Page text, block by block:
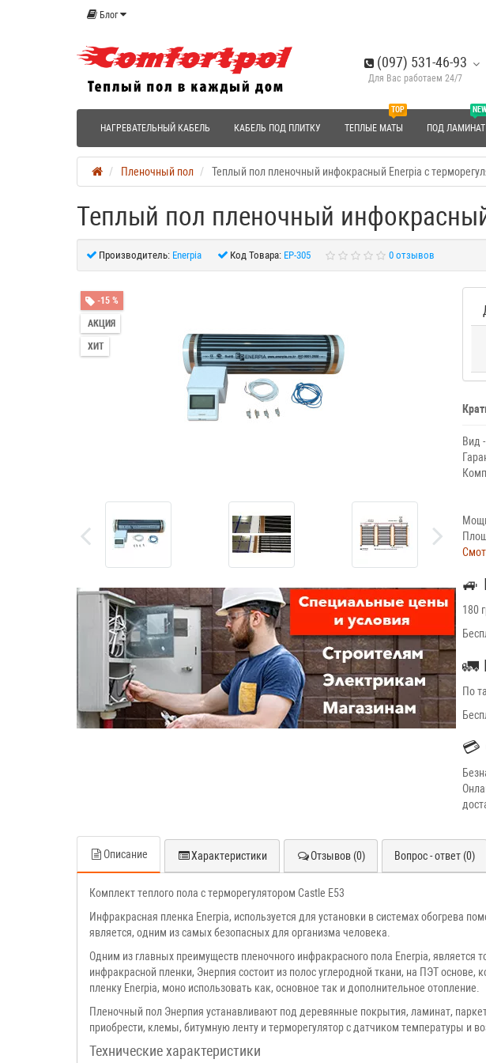
Блог
(097) 531-46-93
Для Вас работаем 24/7
НАГРЕВАТЕЛЬНЫЙ КАБЕЛЬ КАБЕЛЬ ПОД ПЛИТКУ
TOP
ТЕПЛЫЕ МАТЫ
NEW
ПОД ЛАМИНАТ
Пленочный пол Теплый пол пленочный инфокрасный Enerpia с
Теплый пол пленочный
Производитель: Enerpia Код Товара: EP-305 0 отзывов
-15 %
АКЦИЯ
ХИТ
Вид -
🚙
180
🚛
По
💳
Описание Характеристики Отзывов (0) Вопрос - ответ (0)
Комплект теплого пола с терморегулятором Castle E53
Инфракрасная пленка Enerpia, используется для установки в системах обогрева
является, одним из самых безопасных для организма человека.
Одним из главных преимуществ пленочного инфракрасного пола Enerpia,
инфракрасной пленки, Энерпия состоит из полос углеродной ткани, на ПЭТ
пленку Enerpia, моно использовать как, основное так и дополнительное отопление.
Пленочный пол Энерпия устанавливают под деревянные покрытия, ламинат,
приобрести, клемы, битумную ленту и терморегуляторс датчиком температуры и
Технические характеристики